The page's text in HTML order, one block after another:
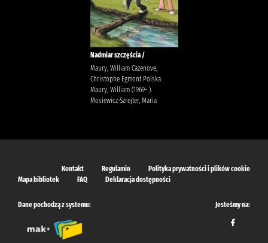
Nadmiar szczęścia /
Maury, William Cazenove,
Christophe Egmont Polska
Maury, William (1969- ).
Mosiewicz-Szrejter, Maria
Kontakt Regulamin
Polityka prywatności i plików cookie
Mapa bibliotek
FAQ Deklaracja dostępności
Dane pochodzą z systemu: Jesteśmy na: